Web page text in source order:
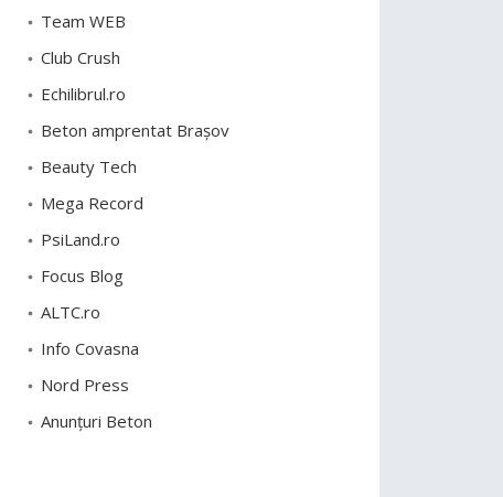
Team WEB
Club Crush
Echilibrul.ro
Beton amprentat Brașov
Beauty Tech
Mega Record
PsiLand.ro
Focus Blog
ALTC.ro
Info Covasna
Nord Press
Anunțuri Beton